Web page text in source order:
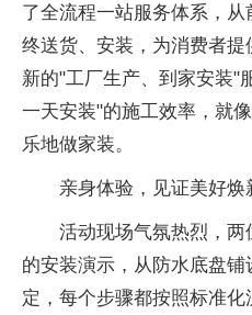
了全流程一站服务体系，
终送货、安装，为消费者提
新的"工厂生产、到家安装"
一天安装"的施工效率，就
乐地做家装。
亲身体验，见证美好焕
活动现场气氛热烈，
的安装演示，从防水底盘
定，每个步骤都按照标准